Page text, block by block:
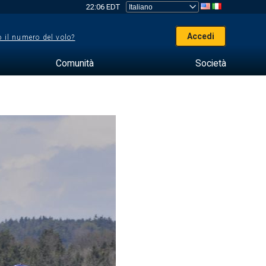
22:06 EDT
il numero del volo? Accedi
Comunità Società